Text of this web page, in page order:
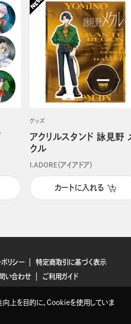
グッズ
アクリルスタンド 詠見野
クル
I.ADORE（アイアドア）
カートに入れる
リシー
特定商取引に基づく表示
い合わせ ご利用ガイド
向上を目的に、Cookieを使用していま